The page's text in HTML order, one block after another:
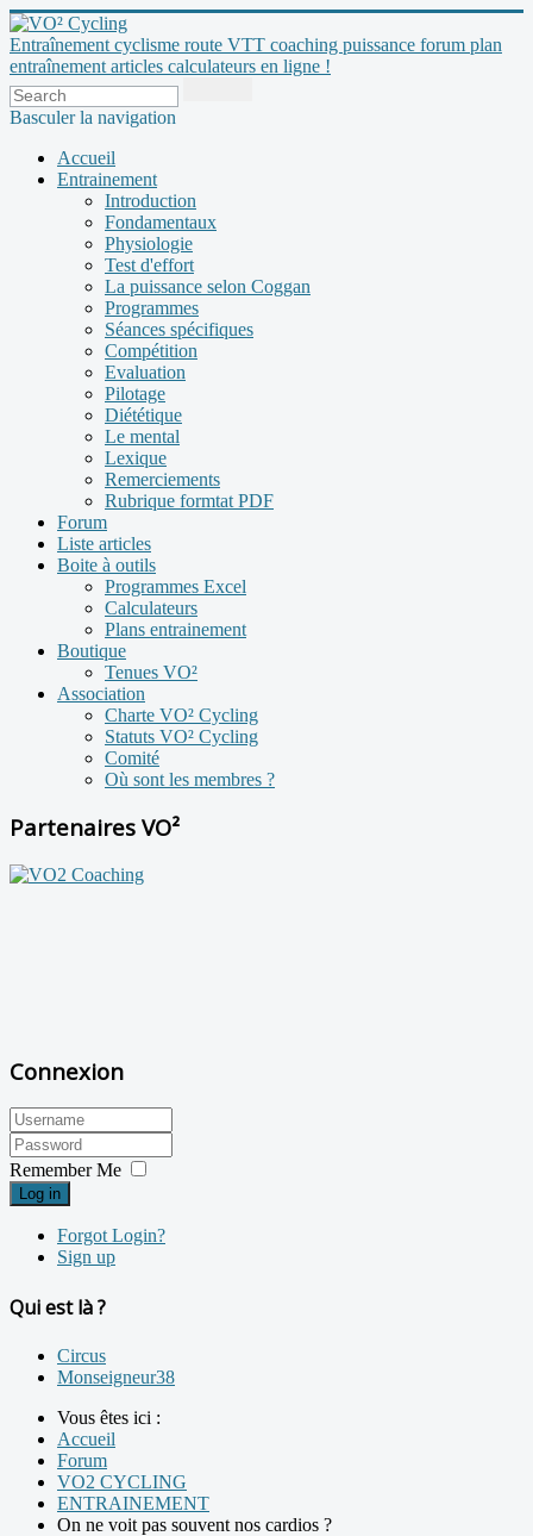
Entraînement cyclisme route VTT coaching puissance forum plan
entraînement articles calculateurs en ligne !
Basculer la navigation
Accueil
Entrainement
Introduction
Fondamentaux
Physiologie
Test d'effort
La puissance selon Coggan
Programmes
Séances spécifiques
Compétition
Evaluation
Pilotage
Diététique
Le mental
Lexique
Remerciements
Rubrique formtat PDF
Forum
Liste articles
Boite à outils
Programmes Excel
Calculateurs
Plans entrainement
Boutique
Tenues VO²
Association
Charte VO² Cycling
Statuts VO² Cycling
Comité
Où sont les membres ?
Partenaires VO²
Connexion
Remember Me
Log in
Forgot Login?
Sign up
Qui est là ?
Circus
Monseigneur38
Vous êtes ici :
Accueil
Forum
VO2 CYCLING
ENTRAINEMENT
On ne voit pas souvent nos cardios ?